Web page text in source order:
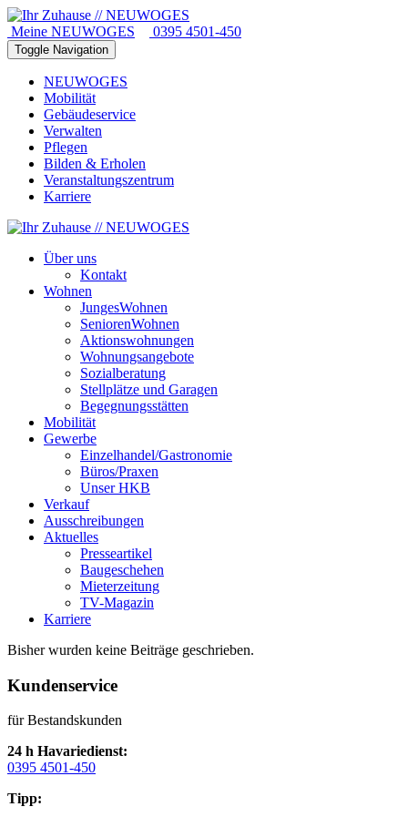
Meine NEUWOGES 0395 4501-450
Toggle Navigation
NEUWOGES
Mobilität
Gebäudeservice
Verwalten
Pflegen
Bilden & Erholen
Veranstaltungszentrum
Karriere
Über uns
Kontakt
Wohnen
JungesWohnen
SeniorenWohnen
Aktionswohnungen
Wohnungsangebote
Sozialberatung
Stellplätze und Garagen
Begegnungsstätten
Mobilität
Gewerbe
Einzelhandel/Gastronomie
Büros/Praxen
Unser HKB
Verkauf
Ausschreibungen
Aktuelles
Presseartikel
Baugeschehen
Mieterzeitung
TV-Magazin
Karriere
Bisher wurden keine Beiträge geschrieben.
Kundenservice
für Bestandskunden
24 h Havariedienst:
0395 4501-450
Tipp: